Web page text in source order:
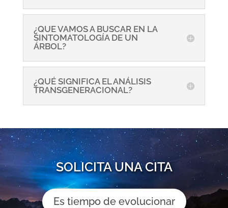
¿QUE VAMOS A BUSCAR EN LA
SINTOMATOLOGÍA DE UN
ÁRBOL?
¿QUÉ SIGNIFICA EL ANÁLISIS
TRANSGENERACIONAL?
SOLICITA UNA CITA
Es tiempo de evolucionar